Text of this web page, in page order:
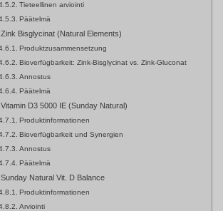
Tieteellinen arviointi
Päätelmä
Zink Bisglycinat (Natural Elements)
Produktzusammensetzung
Bioverfügbarkeit: Zink-Bisglycinat vs. Zink-Gluconat
Annostus
Päätelmä
Vitamin D3 5000 IE (Sunday Natural)
Produktinformationen
Bioverfügbarkeit und Synergien
Annostus
Päätelmä
Sunday Natural Vit. D Balance
Produktinformationen
Arviointi